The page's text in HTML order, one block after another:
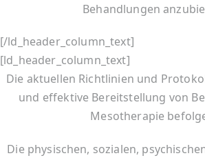
Behandlungen
[/ld_header_column_text]
[ld_header_column_text]
Die aktuellen Richtlinien und
und effektive Bereitstellung von
Mesotherapie
Die physischen, sozialen,